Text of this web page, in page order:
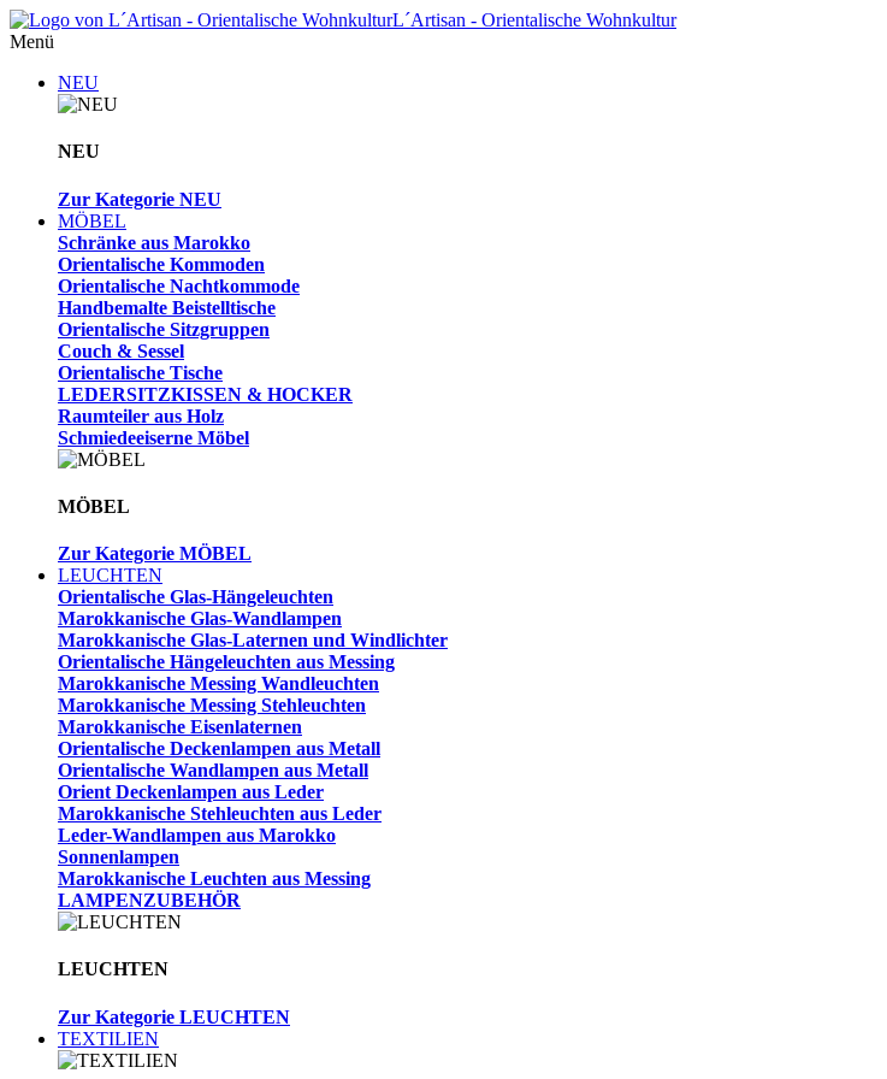
L´Artisan - Orientalische Wohnkultur
Menü
NEU
NEU
Zur Kategorie NEU
MÖBEL
Schränke aus Marokko
Orientalische Kommoden
Orientalische Nachtkommode
Handbemalte Beistelltische
Orientalische Sitzgruppen
Couch & Sessel
Orientalische Tische
LEDERSITZKISSEN & HOCKER
Raumteiler aus Holz
Schmiedeeiserne Möbel
MÖBEL
Zur Kategorie MÖBEL
LEUCHTEN
Orientalische Glas-Hängeleuchten
Marokkanische Glas-Wandlampen
Marokkanische Glas-Laternen und Windlichter
Orientalische Hängeleuchten aus Messing
Marokkanische Messing Wandleuchten
Marokkanische Messing Stehleuchten
Marokkanische Eisenlaternen
Orientalische Deckenlampen aus Metall
Orientalische Wandlampen aus Metall
Orient Deckenlampen aus Leder
Marokkanische Stehleuchten aus Leder
Leder-Wandlampen aus Marokko
Sonnenlampen
Marokkanische Leuchten aus Messing
LAMPENZUBEHÖR
LEUCHTEN
Zur Kategorie LEUCHTEN
TEXTILIEN